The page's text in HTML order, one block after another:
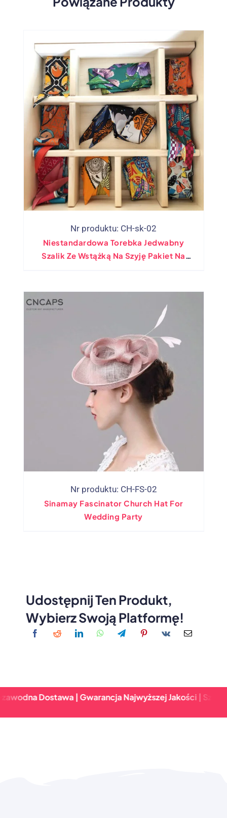
Nr produktu: CH-sk-02
Niestandardowa Torebka Jedwabny
Szalik Ze Wstążką Na Szyję Pakiet Na
Nr produktu: CH-FS-02
Sinamay Fascinator Church Hat For
Wedding Party
Udostępnij Ten Produkt,
Wybierz Swoją Platformę!
Dostawa | Gwarancja Najwyższej Jakości | Szybki